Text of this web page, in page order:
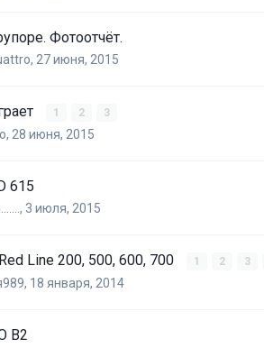
Фотоотчёт.
, 27 июня, 2015
1 2 3
, 28 июня, 2015
615
, 3 июля, 2015
Line 200, 500, 600, 700 1 2 3
, 18 января, 2014
B2